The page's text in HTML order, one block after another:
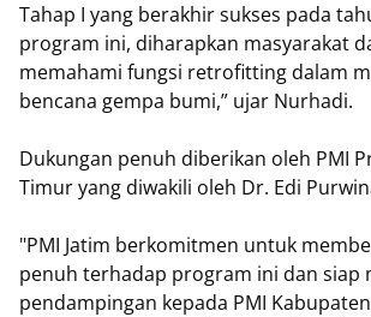
Tahap I yang berakhir sukses pada
program ini, diharapkan masyarakat
memahami fungsi retrofitting dalam
bencana gempa bumi,” ujar Nurhadi.
Dukungan penuh diberikan oleh PMI
Timur yang diwakili oleh Dr. Edi
"PMI Jatim berkomitmen untuk
penuh terhadap program ini dan siap
pendampingan kepada PMI